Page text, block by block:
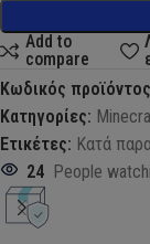
Add to
compare
Κωδικός
Κατηγορίες:
Ετικέτες: Κατά
24 People